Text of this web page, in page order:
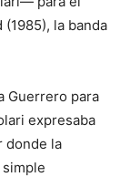
la banda
Guerrero para
expresaba
donde la